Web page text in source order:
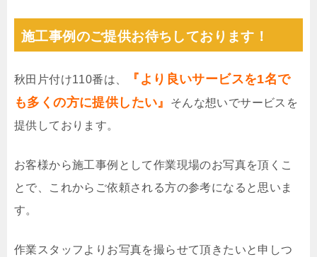
施工事例のご提供お待ちしております！
秋田片付け110番は、
『より良いサービスを1名で
も多くの方に提供したい』
そんな想いでサービスを
提供しております。
お客様から施工事例として作業現場のお写真を頂くこ
とで、これからご依頼される方の参考になると思いま
す。
作業スタッフよりお写真を撮らせて頂きたいと申しつ